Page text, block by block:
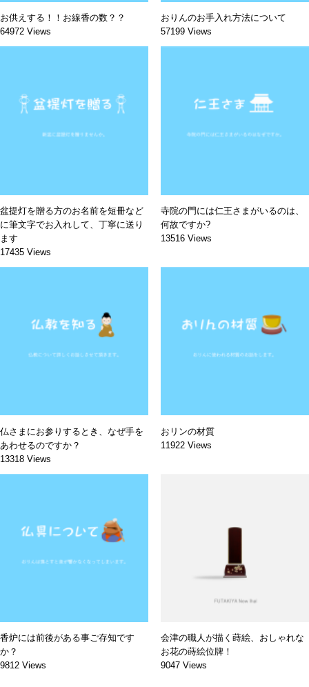
お供えする！！お線香の数？？
64972 Views
おりんのお手入れ方法について
57199 Views
盆提灯を贈る方のお名前を短冊など
に筆文字でお入れして、丁寧に送り
ます
17435 Views
寺院の門には仁王さまがいるのは、
何故ですか?
13516 Views
仏さまにお参りするとき、なぜ手を
あわせるのですか？
13318 Views
おリンの材質
11922 Views
香炉には前後がある事ご存知です
か？
9812 Views
会津の職人が描く蒔絵、おしゃれな
お花の蒔絵位牌！
9047 Views